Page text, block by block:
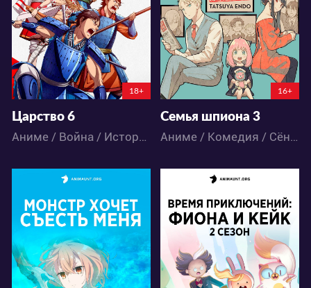
60 30
18+
Царство 6
Аниме / Война / Исторический / Экшен
167 119
16+
Семья шпиона 3
Аниме / Комедия / Сёнэн / Экшен
26212 16943